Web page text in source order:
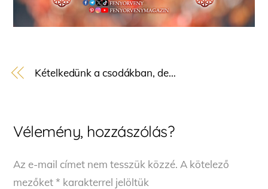
Kételkedünk a csodákban, de…
Vélemény, hozzászólás?
Az e-mail címet nem tesszük közzé. A kötelező
mezőket* karakterrel jelöltük